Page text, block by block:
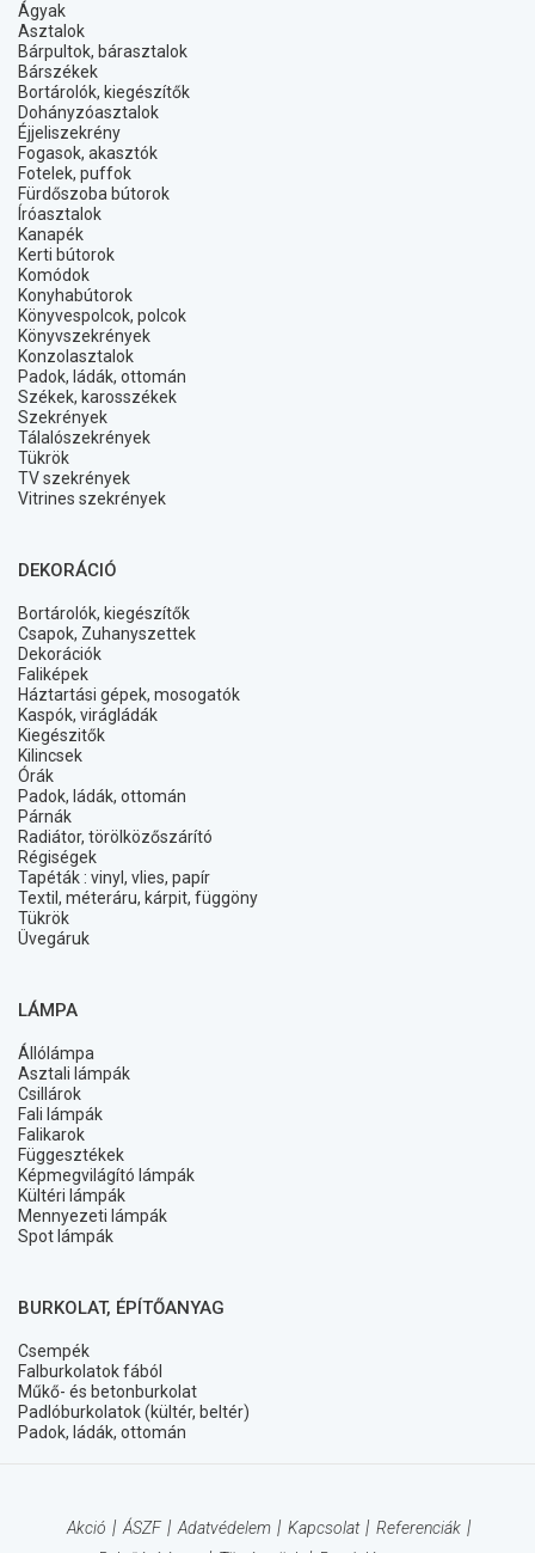
Ágyak
Asztalok
Bárpultok, bárasztalok
Bárszékek
Bortárolók, kiegészítők
Dohányzóasztalok
Éjjeliszekrény
Fogasok, akasztók
Fotelek, puffok
Fürdőszoba bútorok
Íróasztalok
Kanapék
Kerti bútorok
Komódok
Konyhabútorok
Könyvespolcok, polcok
Könyvszekrények
Konzolasztalok
Padok, ládák, ottomán
Székek, karosszékek
Szekrények
Tálalószekrények
Tükrök
TV szekrények
Vitrines szekrények
DEKORÁCIÓ
Bortárolók, kiegészítők
Csapok, Zuhanyszettek
Dekorációk
Faliképek
Háztartási gépek, mosogatók
Kaspók, virágládák
Kiegészitők
Kilincsek
Órák
Padok, ládák, ottomán
Párnák
Radiátor, törölközőszárító
Régiségek
Tapéták : vinyl, vlies, papír
Textil, méteráru, kárpit, függöny
Tükrök
Üvegáruk
LÁMPA
Állólámpa
Asztali lámpák
Csillárok
Fali lámpák
Falikarok
Függesztékek
Képmegvilágító lámpák
Kültéri lámpák
Mennyezeti lámpák
Spot lámpák
BURKOLAT, ÉPÍTŐANYAG
Csempék
Falburkolatok fából
Műkő- és betonburkolat
Padlóburkolatok (kültér, beltér)
Padok, ládák, ottomán
Akció ÁSZF Adatvédelem Kapcsolat
Referenciák